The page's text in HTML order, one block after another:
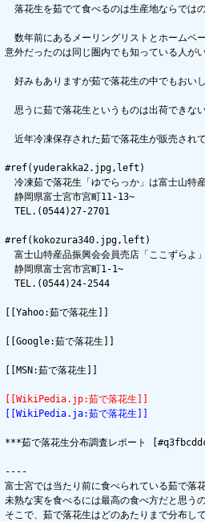
　落花生を茹でて食べるのは生産地ならでは
　数年前にあるメーリングリストとホーム
意外だったのは同じ圏内でも知っている人が
　好みもありますが茹で落花生の中でもおい
　思うに茹で落花生というものは出荷できな
　近年冷凍保存された茹で落花生が販売され
#ref(yuderakka2.jpg,left)
　冷凍茹で落花生「ゆでらっか」は富士山特
　静岡県富士宮市宮町11-13~
　TEL.(0544)27-2701
#ref(kokozura340.jpg,left)
　富士山特産品振興会会員売店「ここずらよ
　静岡県富士宮市宮町1-1~
　TEL.(0544)24-2544
[[Yahoo:茹で落花生]]
[[Google:茹で落花生]]
[[MSN:茹で落花生]]
[[WikiPedia.jp:茹で落花生]]
[[WikiPedia.ja:茹で落花生]]
***茹で落花生分布調査レポート
----
富士宮では当たり前に食べられている茹で落
未熟な実を食べるには最高の食べ方だと思う
そこで、茹で落花生はどのあたりまで分布し